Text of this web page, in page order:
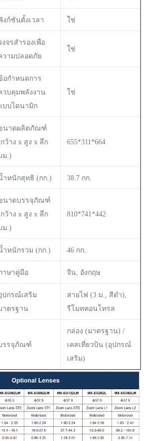
งก์ชันตั้งเวลา ใช่
งจรสำรองเพื่อ
วามปลอดภัย
ใช่
อกำหนดการ
วบคุมพลังงาน
บบไดนามิก
ใช่
นาดผลิตภัณฑ์
ว้าง x สูง x ลึก
ม.)
655*311*664
ำหนักสุทธิ (กก.) 38.7 กก.
นาดบรรจุภัณฑ์
ว้าง x สูง x ลึก
ม.)
810*741*442
ำหนักรวม (กก.) 46 กก.
าษาคู่มือ จีน, อังกฤษ
ปกรณ์เสริม
าตรฐาน
สายไฟ (3 ม., สีดำ),
รีโมทคอนโทรล
รรจุภัณฑ์
กล่อง (มาตรฐาน) /
เคสเที่ยวบิน (อุปกรณ์
เสริม)